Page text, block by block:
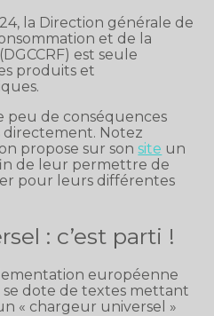
la Direction générale de
et de la
est seule
produits et
peu de conséquences
directement. Notez
propose sur sonsite un
de leur permettre de
pour leurs différentes
: c’est parti !
européenne
se dote de textes mettant
« chargeur universel »